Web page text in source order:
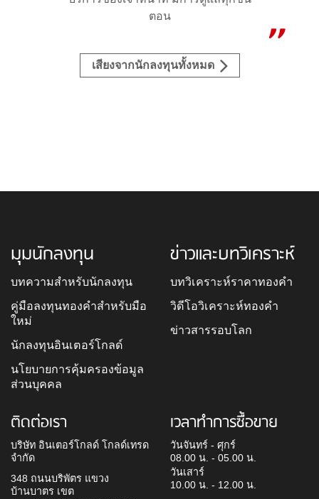
ตอน
เสียงจากนักลงทุนทั้งหมด
มุมนักลงทุน
บทความสำหรับนักลงทุน
คู่มือลงทุนทองคำสำหรับมือ
ใหม่
นักลงทุนอินเตอร์โกลด์
นโยบายการคุ้มครองข้อมูล
ส่วนบุคคล
ข่าวและบทวิเคราะห์
บทวิเคราะห์ราคาทองคำ
วิดีโอวิเคราะห์ทองคำ
ข่าวสารรอบโลก
ติดต่อเรา
บริษัท อินเตอร์โกลด์ โกลด์เทรด
จำกัด
348 ถนนบริพัตร แขวง
บ้านบาตร เขต
เวลาทำการซื้อขาย
วันจันทร์ - ศุกร์
08.00 น. - 05.00 น.
วันเสาร์
10.00 น. - 12.00 น.